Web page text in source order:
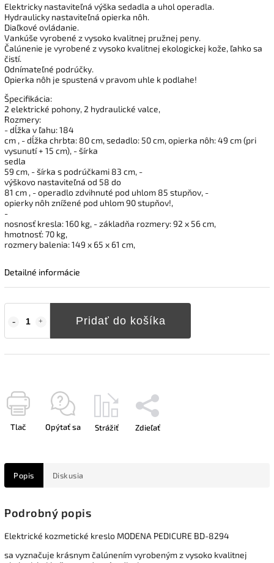
Pridať do košíka
Elektricky nastaviteľná výška sedadla a uhol operadla.
Hydraulicky nastaviteľná opierka nôh.
Diaľkové ovládanie.
Vankúše vyrobené z vysoko kvalitnej pružnej peny.
Čalúnenie je vyrobené z vysoko kvalitnej ekologickej kože, ľahko sa
čistí.
Odnímateľné podrúčky.
Opierka nôh je spustená v pravom uhle k podlahe!
Špecifikácia:
2 elektrické pohony, 2 hydraulické valce,
Rozmery:
- dĺžka v ľahu: 184
cm , - dĺžka chrbta: 80 cm, sedadlo: 50 cm, opierka nôh: 49 cm (pri
vysunutí + 15 cm), - šírka
sedla
59 cm, - šírka s podrúčkami 83 cm, -
výškovo nastaviteľná od 58 do
81 cm , - operadlo zdvihnuté pod uhlom 85 stupňov, -
opierky nôh znížené pod uhlom 90 stupňov!,
-
nosnosť kresla: 160 kg, - základňa rozmery: 92 x 56 cm,
hmotnosť: 70 kg,
rozmery balenia: 149 x 65 x 61 cm,
Detailné informácie
Tlač Opýtať sa Strážiť Zdieľať
Popis Diskusia
Podrobný popis
Elektrické kozmetické kreslo MODENA PEDICURE BD-8294
sa vyznačuje krásnym čalúnením vyrobeným z vysoko kvalitnej